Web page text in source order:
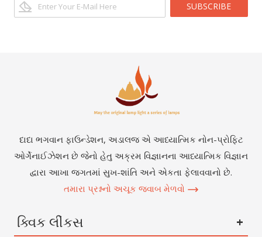
SUBSCRIBE
દાદા ભગવાન ફાઉન્ડેશન, અડાલજ એ આધ્યાત્મિક નોન-પ્રોફિટ
ઓર્ગેનાઈઝેશન છે જેનો હેતુ અક્રમ વિજ્ઞાનના આધ્યાત્મિક વિજ્ઞાન
દ્વારા આખા જગતમાં સુખ-શાંતિ અને એકતા ફેલાવવાનો છે.
તમારા પ્રશ્નનો અચૂક જવાબ મેળવો
ક્વિક લીંકસ